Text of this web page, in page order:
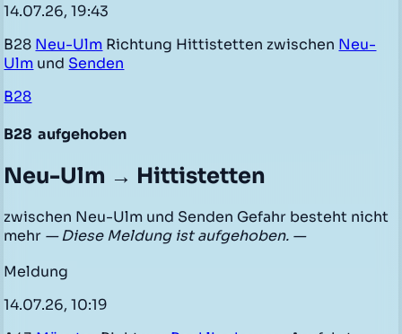
14.07.26, 19:43
B28 Neu-Ulm Richtung Hittistetten zwischen Neu-
Ulm und Senden
B28
B28 aufgehoben
Neu-Ulm → Hittistetten
zwischen Neu-Ulm und Senden Gefahr besteht nicht
mehr — Diese Meldung ist aufgehoben. —
Meldung
14.07.26, 10:19